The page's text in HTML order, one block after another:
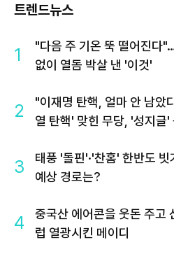
트렌드뉴스
1
"다음 주 기온 뚝 떨어진다
없이 열돔 박살 낸 '이것'
2
"이재명 탄핵, 얼마 안 남았
열 탄핵' 맞힌 무당, '성지글'
3
태풍 '돌핀'·'찬홈' 한반도
예상 경로는?
4
중국산 에어콘을 웃돈 주고
럽 열광시킨 메이디